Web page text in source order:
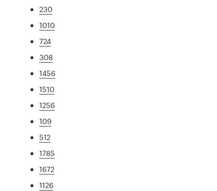
230
1010
724
308
1456
1510
1256
109
512
1785
1672
1126